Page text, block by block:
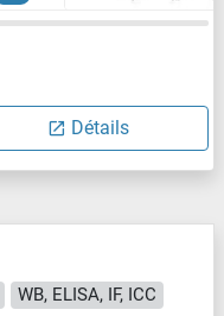
Détails
WB, ELISA, IF, ICC